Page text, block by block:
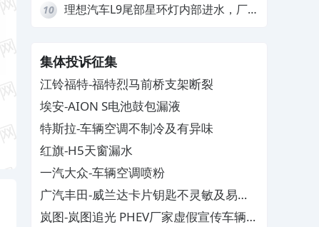
10
理想汽车L9尾部星环灯内部进水，厂
集体投诉征集
江铃福特-福特烈马前桥支架断裂
埃安-AION S电池鼓包漏液
特斯拉-车辆空调不制冷及有异味
红旗-H5天窗漏水
一汽大众-车辆空调喷粉
广汽丰田-威兰达卡片钥匙不灵敏及易消
磁
岚图-岚图追光 PHEV厂家虚假宣传车辆配